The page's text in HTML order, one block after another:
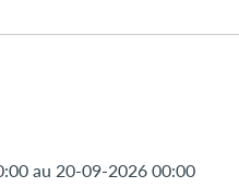
au 20-09-2026 00:00